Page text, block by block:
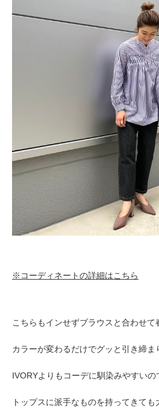
※コーディネートの詳細はこちら
こちらもインせずブラウスと合わせ
カラーが変わるだけでグッと引き締ま
IVORYよりもコーデに馴染みやすいの
トップスに派手なものを持ってきて